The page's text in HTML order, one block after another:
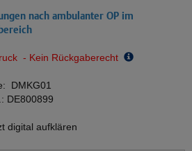
nach ambulanter OP im
- Kein Rückgaberecht
DMKG01
DE800899
digital aufklären